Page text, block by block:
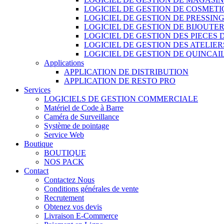
LOGICIEL DE GESTION DE
LOGICIEL DE GESTION DE PRESSING
LOGICIEL DE GESTION DE
LOGICIEL DE GESTION DES PIECES
LOGICIEL DE GESTION DES
LOGICIEL DE GESTION DE
Applications
APPLICATION DE DISTRIBUTION
APPLICATION DE RESTO PRO
Services
LOGICIELS DE GESTION COMMERCIALE
Matériel de Code à Barre
Caméra de Surveillance
Système de pointage
Service Web
Boutique
BOUTIQUE
NOS PACK
Contact
Contactez Nous
Conditions générales de vente
Recrutement
Obtenez vos devis
Livraison E-Commerce